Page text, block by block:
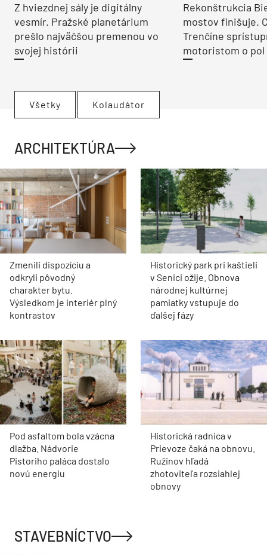
Z hviezdnej sály je digitálny
vesmír. Pražské planetárium
prešlo najväčšou premenou vo
svojej histórii
Rekonštrukcia
mostov finišuje.
Trenčíne
motoristom o pol
Všetky Kolaudátor
ARCHITEKTÚRA
Zmenili dispozíciu a
odkryli pôvodný
charakter bytu.
Výsledkom je interiér plný
kontrastov
Historický park pri kaštieli
v Senici ožije. Obnova
národnej kultúrnej
pamiatky vstupuje do
ďalšej fázy
Pod asfaltom bola vzácna
dlažba. Nádvorie
Pistoriho paláca dostalo
novú energiu
Historická radnica v
Prievoze čaká na obnovu.
Ružinov hľadá
zhotoviteľa rozsiahlej
obnovy
STAVEBNÍCTVO